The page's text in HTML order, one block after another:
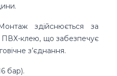
здійснюється за
ПВХ-клею, що забезпечує
з’єднання.
бар).